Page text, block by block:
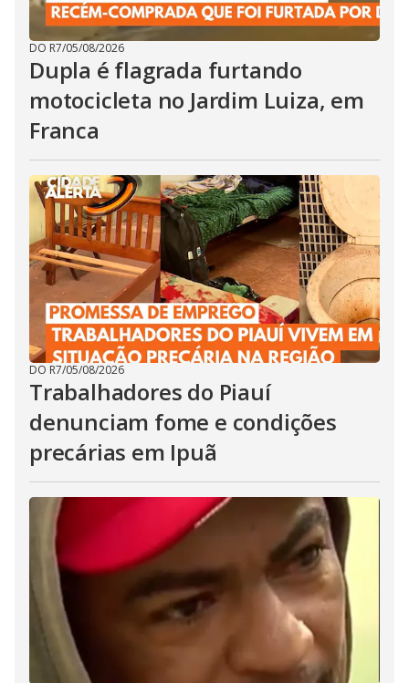
DO R7/05/08/2026
Dupla é flagrada furtando
motocicleta no Jardim Luiza, em
Franca
DO R7/05/08/2026
Trabalhadores do Piauí
denunciam fome e condições
precárias em Ipuã